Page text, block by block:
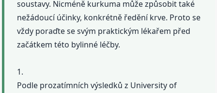
soustavy. Nicméně kurkuma může způsobit také
nežádoucí účinky, konkrétně ředění krve. Proto se
vždy poraďte se svým praktickým lékařem před
začátkem této bylinné léčby.
1.
Podle prozatímních výsledků z University of